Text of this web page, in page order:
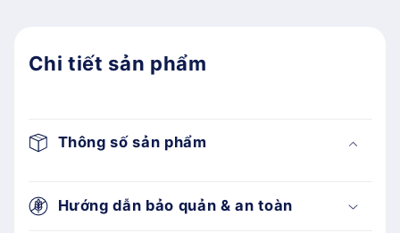
Chi tiết sản phẩm
Thông số sản phẩm
Hướng dẫn bảo quản & an toàn